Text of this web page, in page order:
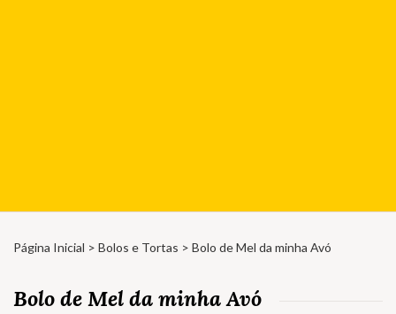
Página Inicial > Bolos e Tortas > Bolo de Mel da minha Avó
Bolo de Mel da minha Avó